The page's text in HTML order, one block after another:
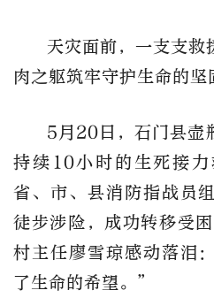
天灾面前，一支支救
肉之躯筑牢守护生命的坚
5月20日，石门县壶
持续10小时的生死接
省、市、县消防指战员
徒步涉险，成功转移受
村主任廖雪琼感动落泪
了生命的希望。”